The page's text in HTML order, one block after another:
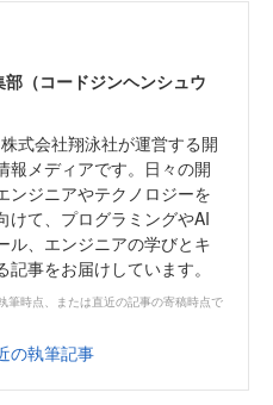
（コードジンヘンシュウ
式会社翔泳社が運営する開
報メディアです。日々の開
ンジニアやテクノロジーを
けて、プログラミングやAI
ル、エンジニアの学びとキ
記事をお届けしています。
筆時点、または直近の記事の寄稿時点で
の執筆記事